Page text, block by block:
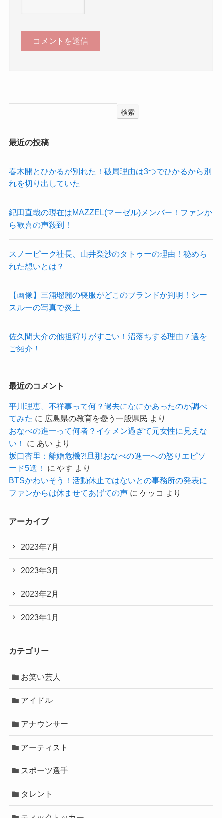
検索
最近の投稿
春木開とひかるが別れた！破局理由は3つでひかるから別
れを切り出していた
紀田直哉の現在はMAZZEL(マーゼル)メンバー！ファンか
ら歓喜の声殺到！
スノーピーク社長、山井梨沙のタトゥーの理由！秘めら
れた想いとは？
【画像】三浦瑠麗の喪服がどこのブランドか判明！シー
スルーの写真で炎上
佐久間大介の他担狩りがすごい！沼落ちする理由７選を
ご紹介！
最近のコメント
平川理恵、不祥事って何？過去になにかあったのか調べ
てみた に 広島県の教育を憂う一般県民 より
おなべの進一って何者？イケメン過ぎて元女性に見えな
い！
に あい より
坂口杏里：離婚危機?!旦那おなべの進一への怒りエピソ
ード5選！
に やす より
BTSかわいそう！活動休止ではないとの事務所の発表に
ファンからは休ませてあげての声に ケッコ より
アーカイブ
2023年7月
2023年3月
2023年2月
2023年1月
カテゴリー
お笑い芸人
アイドル
アナウンサー
アーティスト
スポーツ選手
タレント